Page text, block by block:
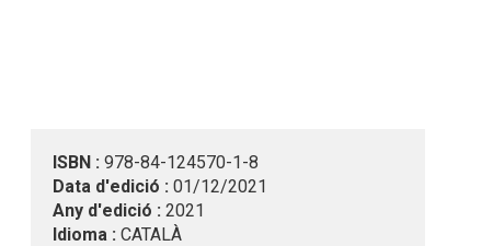
ISBN : 978-84-124570-1-8
Data d'edició : 01/12/2021
Any d'edició : 2021
Idioma : CATALÀ